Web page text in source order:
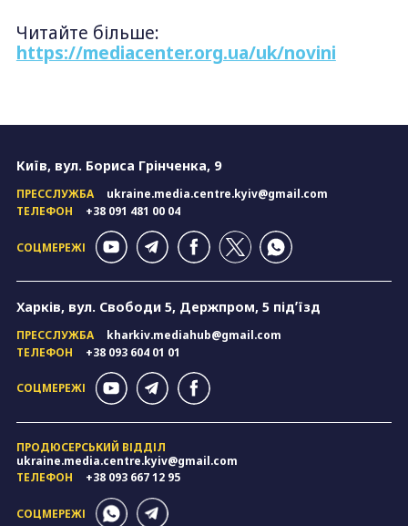
Читайте більше:
https://mediacenter.org.ua/uk/novini
Київ, вул. Бориса Грінченка, 9
ПРЕССЛУЖБА
ukraine.media.centre.kyiv@gmail.com
ТЕЛЕФОН
+38 091 481 00 04
СОЦМЕРЕЖІ
Харків, вул. Свободи 5, Держпром, 5 підʼїзд
ПРЕССЛУЖБА
kharkiv.mediahub@gmail.com
ТЕЛЕФОН
+38 093 604 01 01
СОЦМЕРЕЖІ
ПРОДЮСЕРСЬКИЙ ВІДДІЛ
ukraine.media.centre.kyiv@gmail.com
ТЕЛЕФОН
+38 093 667 12 95
СОЦМЕРЕЖІ